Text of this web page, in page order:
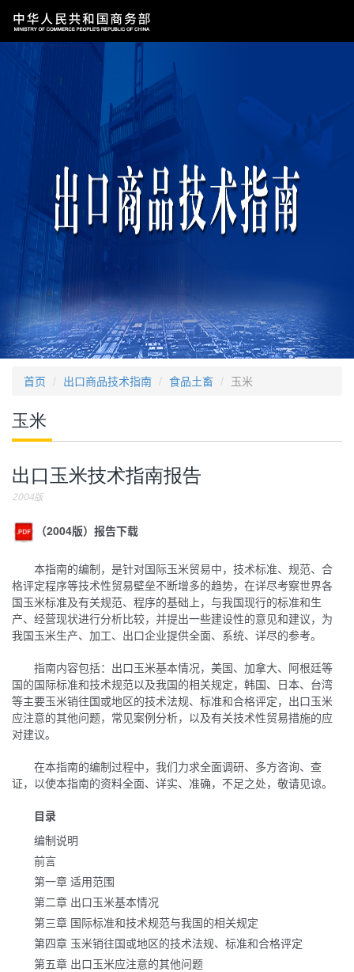
首页 出口商品技术指南 食品土畜 玉米
玉米
出口玉米技术指南报告
2004版
（2004版）报告下载
本指南的编制，是针对国际玉米贸易中，技术标准、规范、合
格评定程序等技术性贸易壁垒不断增多的趋势，在详尽考察世界各
国玉米标准及有关规范、程序的基础上，与我国现行的标准和生
产、经营现状进行分析比较，并提出一些建设性的意见和建议，为
我国玉米生产、加工、出口企业提供全面、系统、详尽的参考。
指南内容包括：出口玉米基本情况，美国、加拿大、阿根廷等
国的国际标准和技术规范以及我国的相关规定，韩国、日本、台湾
等主要玉米销往国或地区的技术法规、标准和合格评定，出口玉米
应注意的其他问题，常见案例分析，以及有关技术性贸易措施的应
对建议。
在本指南的编制过程中，我们力求全面调研、多方咨询、查
证，以使本指南的资料全面、详实、准确，不足之处，敬请见谅。
目录
编制说明
前言
第一章 适用范围
第二章 出口玉米基本情况
第三章 国际标准和技术规范与我国的相关规定
第四章 玉米销往国或地区的技术法规、标准和合格评定
第五章 出口玉米应注意的其他问题